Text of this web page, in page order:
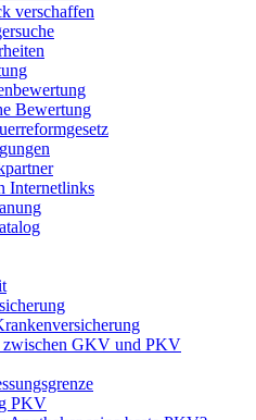
verschaffen
Bewertung
Internetlinks
zwischen GKV und PKV
PKV